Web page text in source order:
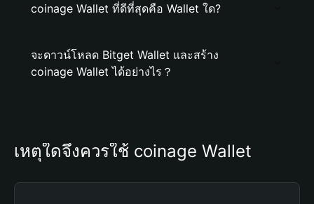
coinage Wallet ที่ดีที่สุดคือ Wallet ใด?
จะดาวน์โหลด Bitget Wallet และสร้าง
coinage Wallet ได้อย่างไร？
เหตุใดจึงควรใช้ coinage Wallet